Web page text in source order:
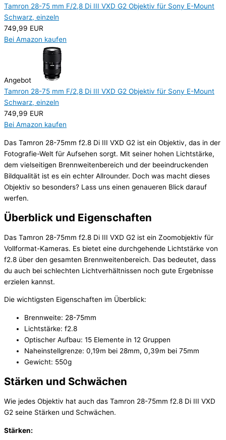
Tamron 28-75 mm F/2,8 Di III VXD G2 Objektiv für Sony E-Mount
Schwarz, einzeln
749,99 EUR
Bei Amazon kaufen
Angebot
Tamron 28-75 mm F/2,8 Di III VXD G2 Objektiv für Sony E-Mount
Schwarz, einzeln
749,99 EUR
Bei Amazon kaufen
Das Tamron 28-75mm f2.8 Di III VXD G2 ist ein Objektiv, das in der
Fotografie-Welt für Aufsehen sorgt. Mit seiner hohen Lichtstärke,
dem vielseitigen Brennweitenbereich und der beeindruckenden
Bildqualität ist es ein echter Allrounder. Doch was macht dieses
Objektiv so besonders? Lass uns einen genaueren Blick darauf
werfen.
Überblick und Eigenschaften
Das Tamron 28-75mm f2.8 Di III VXD G2 ist ein Zoomobjektiv für
Vollformat-Kameras. Es bietet eine durchgehende Lichtstärke von
f2.8 über den gesamten Brennweitenbereich. Das bedeutet, dass
du auch bei schlechten Lichtverhältnissen noch gute Ergebnisse
erzielen kannst.
Die wichtigsten Eigenschaften im Überblick:
Brennweite: 28-75mm
Lichtstärke: f2.8
Optischer Aufbau: 15 Elemente in 12 Gruppen
Naheinstellgrenze: 0,19m bei 28mm, 0,39m bei 75mm
Gewicht: 550g
Stärken und Schwächen
Wie jedes Objektiv hat auch das Tamron 28-75mm f2.8 Di III VXD
G2 seine Stärken und Schwächen.
Stärken: